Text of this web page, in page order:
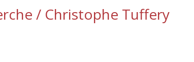
/ Christophe Tuffery